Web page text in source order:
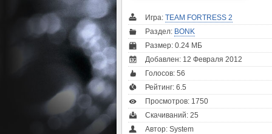
Игра: TEAM FORTRESS 2
Раздел: BONK
Размер: 0.24 МБ
Добавлен: 12 Февраля 2012
Голосов: 56
Рейтинг: 6.5
Просмотров: 1750
Скачиваний: 25
Автор: System